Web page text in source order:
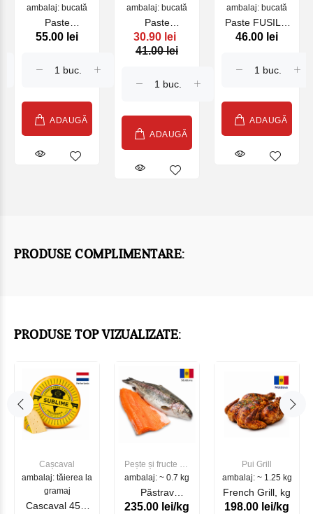
ambalaj: bucată
Paste
CASARECCE
BIO Nr.5-88,
55.00 lei
ADAUGĂ
ambalaj: bucată
Paste
FARFALLE
Nr.78, 500 gr.
30.90 lei
41.00 lei
ADAUGĂ
ambalaj: bucată
Paste FUSILLI
Nr.63, 500 gr.
46.00 lei
ADAUGĂ
PRODUSE COMPLIMENTARE:
PRODUSE TOP VIZUALIZATE:
Cașcaval
ambalaj: tăierea la
gramaj
Cascaval 45%
Pește și fructe de
mare
ambalaj: ~ 0.7 kg
Păstrav
Somonat
235.00 lei/kg
Pui Grill
ambalaj: ~ 1.25 kg
French Grill, kg
198.00 lei/kg